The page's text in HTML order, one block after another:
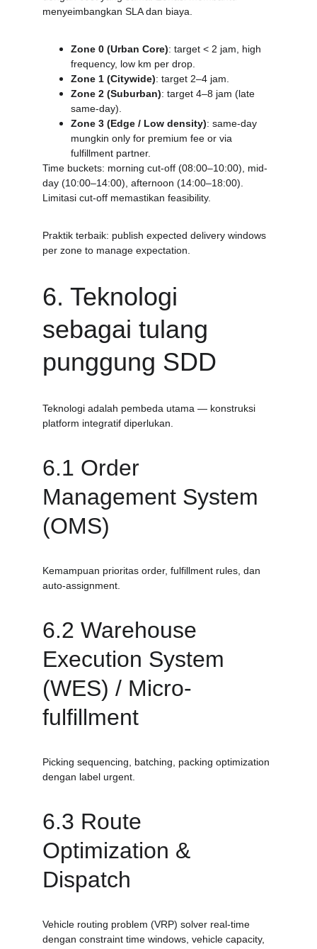
menyeimbangkan SLA dan biaya.
Zone 0 (Urban Core): target < 2 jam, high
frequency, low km per drop.
Zone 1 (Citywide): target 2–4 jam.
Zone 2 (Suburban): target 4–8 jam (late
same-day).
Zone 3 (Edge / Low density): same-day
mungkin only for premium fee or via
fulfillment partner.
Time buckets: morning cut-off (08:00–10:00), mid-
day (10:00–14:00), afternoon (14:00–18:00).
Limitasi cut-off memastikan feasibility.
Praktik terbaik: publish expected delivery windows
per zone to manage expectation.
6. Teknologi
sebagai tulang
punggung SDD
Teknologi adalah pembeda utama — konstruksi
platform integratif diperlukan.
6.1 Order
Management System
(OMS)
Kemampuan prioritas order, fulfillment rules, dan
auto-assignment.
6.2 Warehouse
Execution System
(WES) / Micro-
fulfillment
Picking sequencing, batching, packing optimization
dengan label urgent.
6.3 Route
Optimization &
Dispatch
Vehicle routing problem (VRP) solver real-time
dengan constraint time windows, vehicle capacity,